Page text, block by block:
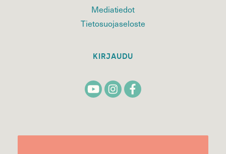
Mediatiedot
Tietosuojaseloste
KIRJAUDU